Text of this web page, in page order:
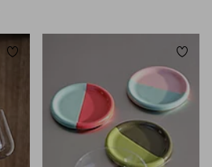
Tilføj til favoritter Tilføj